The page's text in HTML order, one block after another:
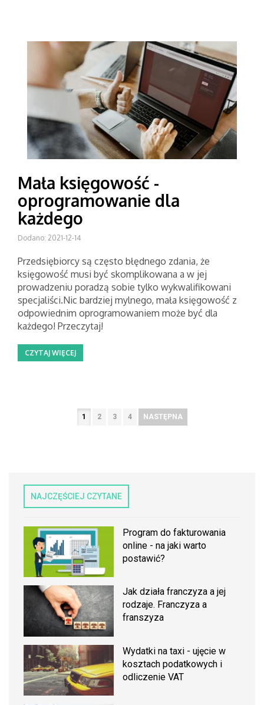
Mała księgowość -
oprogramowanie dla
każdego
Dodano: 2021-12-14
Przedsiębiorcy są często błędnego zdania, że
księgowość musi być skomplikowana a w jej
prowadzeniu poradzą sobie tylko wykwalifikowani
specjaliści.Nic bardziej mylnego, mała księgowość z
odpowiednim oprogramowaniem może być dla
każdego! Przeczytaj!
CZYTAJ WIĘCEJ
1 2 3 4 NASTĘPNA
NAJCZĘŚCIEJ CZYTANE
Program do fakturowania
online - na jaki warto
postawić?
Jak działa franczyza a jej
rodzaje. Franczyza a
franszyza
Wydatki na taxi - ujęcie w
kosztach podatkowych i
odliczenie VAT